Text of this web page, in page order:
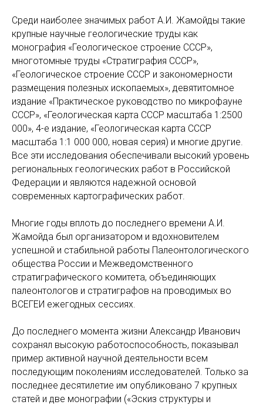
Среди наиболее значимых работ А.И. Жамойды такие
крупные научные геологические труды как
монография «Геологическое строение СССР»,
многотомные труды «Стратиграфия СССР»,
«Геологическое строение СССР и закономерности
размещения полезных ископаемых», девятитомное
издание «Практическое руководство по микрофауне
СССР», «Геологическая карта СССР масштаба 1:2500
000», 4-е издание, «Геологическая карта СССР
масштаба 1:1 000 000, новая серия) и многие другие.
Все эти исследования обеспечивали высокий уровень
региональных геологических работ в Российской
Федерации и являются надежной основой
современных картографических работ.
Многие годы вплоть до последнего времени А.И.
Жамойда был организатором и вдохновителем
успешной и стабильной работы Палеонтологического
общества России и Межведомственного
стратиграфического комитета, объединяющих
палеонтологов и стратиграфов на проводимых во
ВСЕГЕИ ежегодных сессиях.
До последнего момента жизни Александр Иванович
сохранял высокую работоспособность, показывал
пример активной научной деятельности всем
последующим поколениям исследователей. Только за
последнее десятилетие им опубликовано 7 крупных
статей и две монографии («Эскиз структуры и